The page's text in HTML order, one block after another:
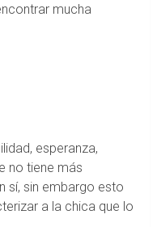
mucha
esperanza,
no tiene más
sí, sin embargo esto
a la chica que lo